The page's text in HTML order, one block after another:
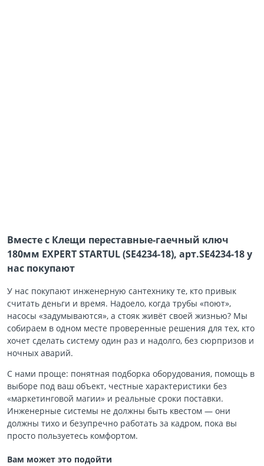
Вместе с Клещи переставные-гаечный ключ
180мм EXPERT STARTUL (SE4234-18), арт.SE4234-18 у
нас покупают
У нас покупают инженерную сантехнику те, кто привык
считать деньги и время. Надоело, когда трубы «поют»,
насосы «задумываются», а стояк живёт своей жизнью? Мы
собираем в одном месте проверенные решения для тех, кто
хочет сделать систему один раз и надолго, без сюрпризов и
ночных аварий.
С нами проще: понятная подборка оборудования, помощь в
выборе под ваш объект, честные характеристики без
«маркетинговой магии» и реальные сроки поставки.
Инженерные системы не должны быть квестом — они
должны тихо и безупречно работать за кадром, пока вы
просто пользуетесь комфортом.
Вам может это подойти